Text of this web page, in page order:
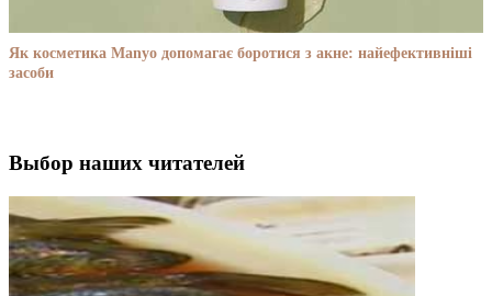
Як косметика Manyo допомагає боротися з акне: найефективніші
засоби
Выбор наших читателей